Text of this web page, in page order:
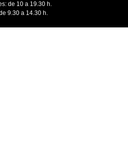
de 10 a 19.30 h.
9.30 a 14.30 h.